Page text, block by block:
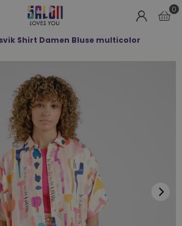
LOVES
0
Shirt Damen Bluse multicolor